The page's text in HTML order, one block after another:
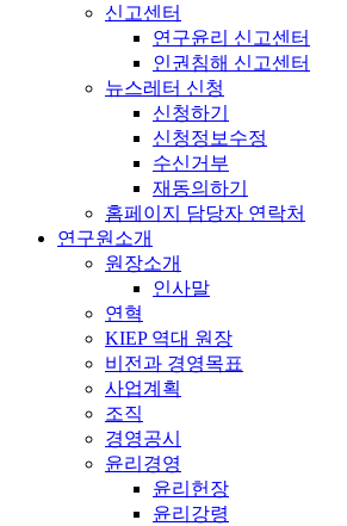
신고센터
연구윤리 신고센터
인권침해 신고센터
뉴스레터 신청
신청하기
신청정보수정
수신거부
재동의하기
홈페이지 담당자 연락처
연구원소개
원장소개
인사말
연혁
KIEP 역대 원장
비전과 경영목표
사업계획
조직
경영공시
윤리경영
윤리헌장
윤리강령